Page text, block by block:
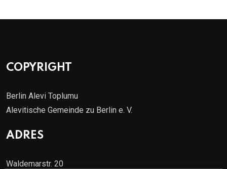
COPYRIGHT
Berlin Alevi Toplumu
Alevitische Gemeinde zu Berlin e. V.
ADRES
Waldemarstr. 20